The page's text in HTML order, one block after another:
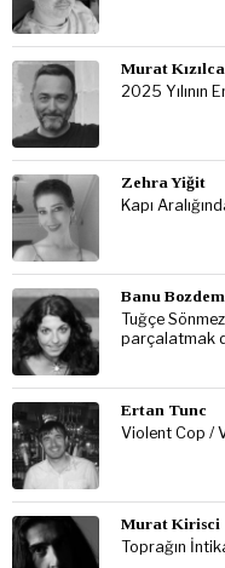
Murat Kızılca
2025 Yılının
Zehra Yiğit
Kapı
Banu
Tuğçe
parçalatmak
Ertan Tunc
Violent Cop /
Murat Kirisci
Toprağın